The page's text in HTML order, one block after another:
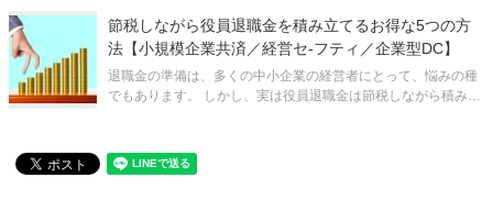
の場合は破綻してしまう――。不動産投資の世界では、このよ
うな失敗事例が後を絶ちません。
節税しながら役員退職金を積み立てるお得な5つの方
法【小規模企業共済／経営セ‐フティ／企業型DC】
退職金の準備は、多くの中小企業の経営者にとって、悩みの種
でもあります。 しかし、実は役員退職金は節税しながら積み立
立てる方法、数千